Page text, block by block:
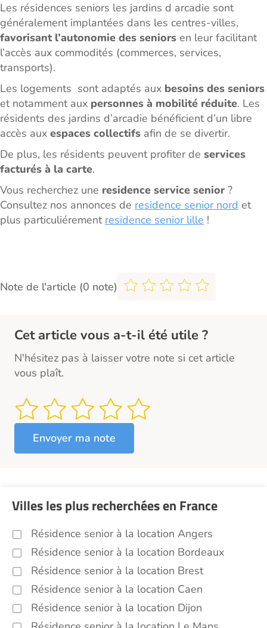
Villes les plus recherchées en France
Résidence senior à la location Angers
Résidence senior à la location Bordeaux
Résidence senior à la location Brest
Résidence senior à la location Caen
Résidence senior à la location Dijon
Les résidences seniors les jardins d arcadie sont
généralement implantées dans les centres-villes,
favorisant l’autonomie des seniors en leur facilitant
l’accès aux commodités (commerces, services,
transports).
Les logements sont adaptés aux besoins des seniors
et notamment aux personnes à mobilité réduite. Les
résidents des jardins d’arcadie bénéficient d’un libre
accès aux espaces collectifs afin de se divertir.
De plus, les résidents peuvent profiter de services
facturés à la carte.
Vous recherchez une residence service senior?
Consultez nos annonces de residence senior nord et
plus particuliérement residence senior lille !
Note de l'article (0 note)
Cet article vous a-t-il été utile ?
N'hésitez pas à laisser votre note si cet article
vous plaît.